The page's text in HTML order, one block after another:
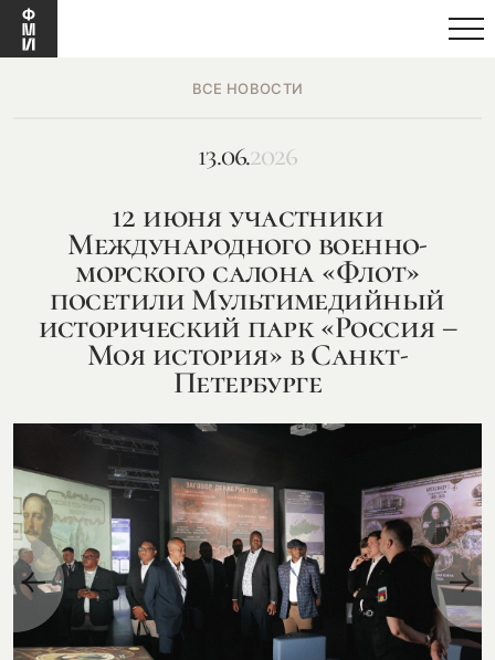
посмотреть на карте
ВСЕ НОВОСТИ
13.06.2026
12 июня участники
Международного военно-
морского салона «Флот»
посетили Мультимедийный
исторический парк «Россия –
Моя история» в Санкт-
Петербурге